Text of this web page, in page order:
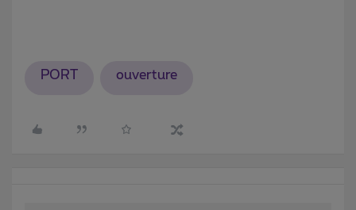
PORT ouverture